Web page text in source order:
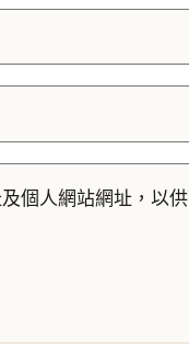
個人網站網址，以